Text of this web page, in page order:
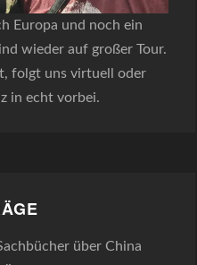
Europa und noch ein
wieder auf großer Tour.
folgt uns virtuell oder
in echt vorbei.
über China